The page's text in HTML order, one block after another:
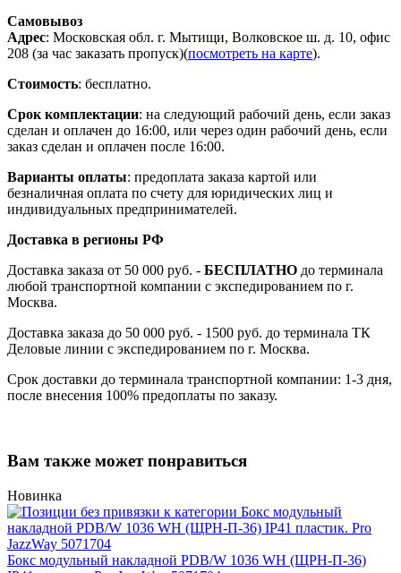
Самовывоз
Адрес: Московская обл. г. Мытищи, Волковское ш. д. 10, офис
208 (за час заказать пропуск)(посмотреть на карте).
Стоимость: бесплатно.
Срок комплектации: на следующий рабочий день, если заказ
сделан и оплачен до 16:00, или через один рабочий день, если
заказ сделан и оплачен после 16:00.
Варианты оплаты: предоплата заказа картой или
безналичная оплата по счету для юридических лиц и
индивидуальных предпринимателей.
Доставка в регионы РФ
Доставка заказа от 50 000 руб. - БЕСПЛАТНО до терминала
любой транспортной компании с экспедированием по г.
Москва.
Доставка заказа до 50 000 руб. - 1500 руб. до терминала ТК
Деловые линии с экспедированием по г. Москва.
Срок доставки до терминала транспортной компании: 1-3 дня,
после внесения 100% предоплаты по заказу.
Вам также может понравиться
Новинка
Бокс модульный накладной PDB/W 1036 WH (ЩРН-П-36)